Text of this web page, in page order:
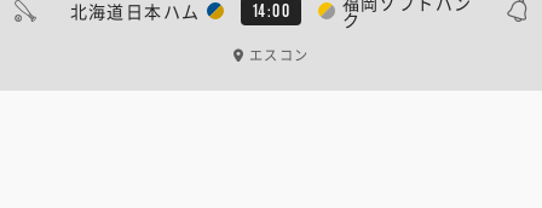
北海道日本ハム 14:00 ク
エスコン